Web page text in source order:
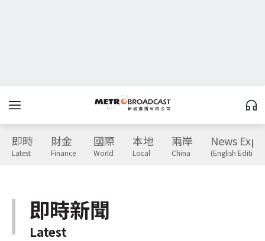
即時
Latest
財金
Finance
國際
World
本地
Local
兩岸
China
News
(English Edition)
即時新聞
Latest